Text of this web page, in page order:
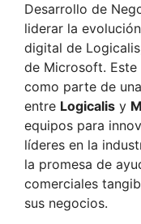
Desarrollo de
liderar la
digital de
de Microsoft.
como parte de
entre Logicalis y
equipos para
líderes en la
la promesa de
comerciales
sus negocios.